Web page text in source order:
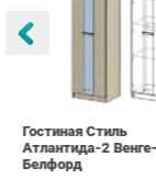
25 223 ₽
Коллекции